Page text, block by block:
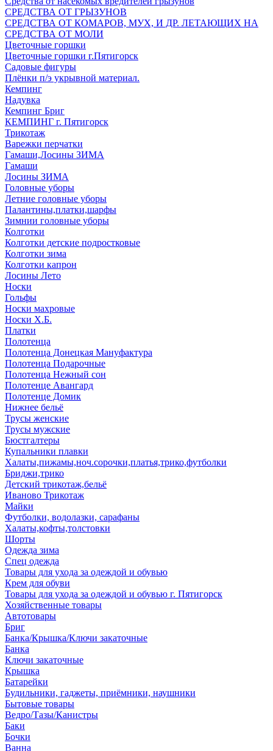
СPEДСТВА ОТ ГРЫЗУНОВ
СРЕДСТВА ОТ КОМАРОВ, МУХ, И ДР. ЛЕТАЮЩИХ НА
СРЕДСТВА ОТ МОЛИ
Цветочные горшки
Цветочные горшки г.Пятигорск
Садовые фигуры
Плёнки п/э укрывной материал.
Кемпинг
Надувка
Кемпинг Бриг
КЕМПИНГ г. Пятигорск
Трикотаж
Варежки перчатки
Гамаши,Лосины ЗИМА
Гамаши
Лосины ЗИМА
Головные уборы
Летние головные уборы
Палантины,платки,шарфы
Зимнии головные уборы
Колготки
Колготки детские подростковые
Колготки зима
Колготки капрон
Лосины Лето
Носки
Гольфы
Носки махровые
Носки Х.Б.
Платки
Полотенца
Полотенца Донецкая Мануфактура
Полотенца Подарочные
Полотенца Нежный сон
Полотенце Авангард
Полотенце Домик
Нижнее бельё
Трусы женские
Трусы мужские
Бюстгалтеры
Купальники плавки
Халаты,пижамы,ноч.сорочки,платья,трико,футболки
Бриджи,трико
Детский трикотаж,бельё
Иваново Трикотаж
Майки
Футболки, водолазки, сарафаны
Халаты,кофты,толстовки
Шорты
Одежда зима
Спец одежда
Товары для ухода за одеждой и обувью
Крем для обуви
Товары для ухода за одеждой и обувью г. Пятигорск
Хозяйственные товары
Автотовары
Бриг
Банка/Крышка/Ключи закаточные
Банка
Ключи закаточные
Крышка
Батарейки
Будильники, гаджеты, приёмники, наушники
Бытовые товары
Ведро/Тазы/Канистры
Баки
Бочки
Ванна